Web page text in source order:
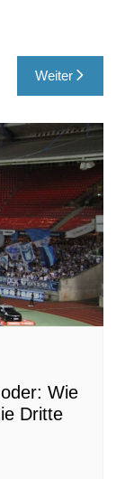
Weiter
Wie
Dritte